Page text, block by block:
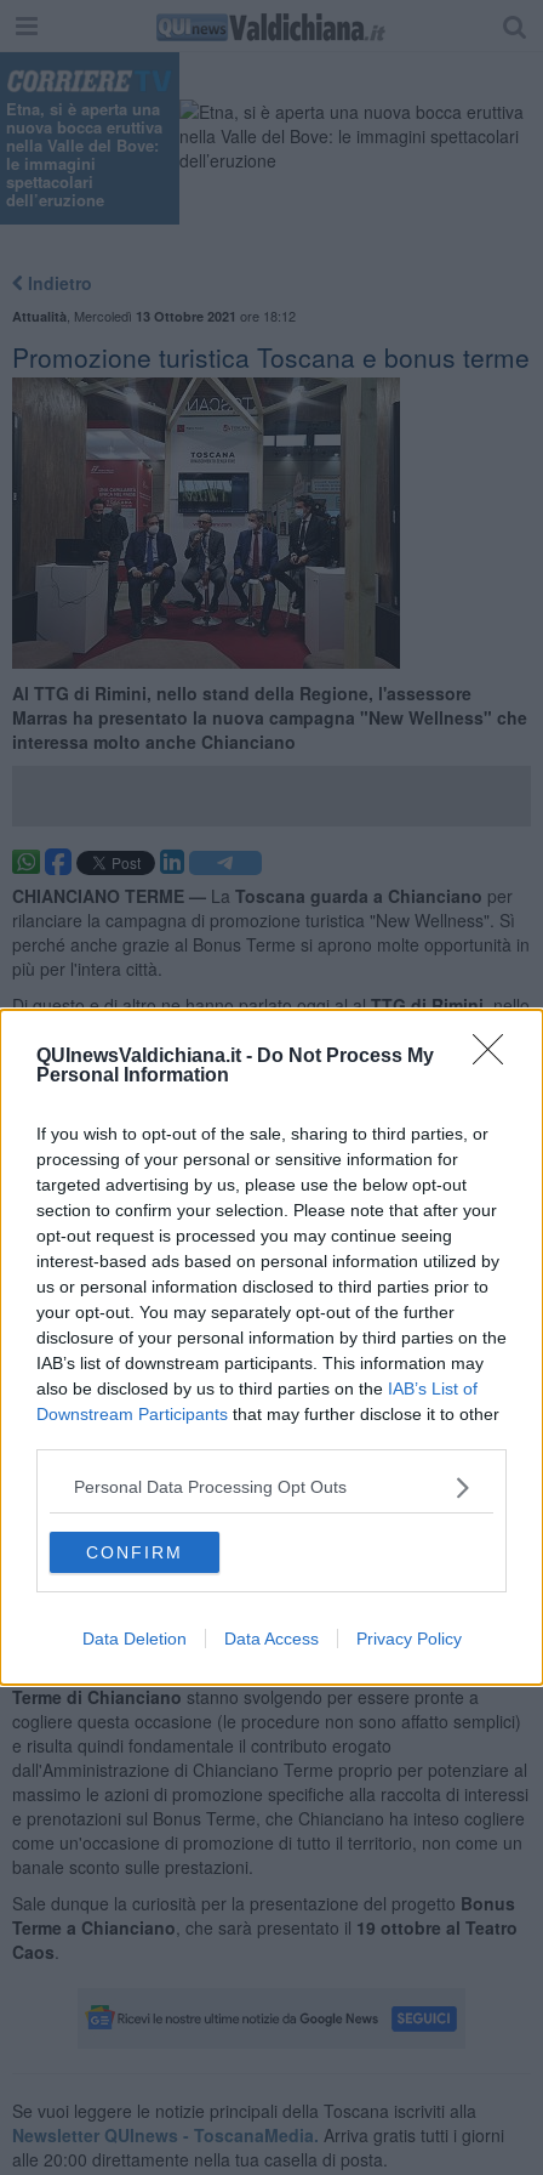
QUInewsValdichiana.it - Do Not Process My
Personal Information
If you wish to opt-out of the sale, sharing to third parties, or
processing of your personal or sensitive information for
targeted advertising by us, please use the below opt-out
section to confirm your selection. Please note that after your
opt-out request is processed you may continue seeing
interest-based ads based on personal information utilized by
us or personal information disclosed to third parties prior to
your opt-out. You may separately opt-out of the further
disclosure of your personal information by third parties on the
IAB’s list of downstream participants. This information may
also be disclosed by us to third parties on the IAB’s List of
Downstream Participants that may further disclose it to other
Personal Data Processing Opt Outs
CONFIRM
Data Deletion Data Access Privacy Policy
Etna, si è aperta una
nuova bocca eruttiva
nella Valle del Bove:
le immagini
spettacolari
dell’eruzione
Indietro
Attualità Mercoledì 13 Ottobre 2021 ore 18:12
Promozione turistica Toscana e bonus terme
Al TTG di Rimini, nello stand della Regione, l'assessore
Marras ha presentato la nuova campagna "New Wellness" che
interessa molto anche Chianciano
CHIANCIANO TERME — La Toscana guarda a Chianciano per
rilanciare la campagna di promozione turistica "New Wellness". Sì
perché anche grazie al Bonus Terme si aprono molte opportunità in
più per l'intera città.
Di questo e di altro ne hanno parlato oggi al alTTG di Rimini, nello
, Assessore
Regionale al Turismo,Francesco Tapinassi, direttore di Toscana
Promozione e Francesco Palumbo
Nell'ambito della importante fiera turistica nazionale, la Toscana ha
presentato i risultati della sua campagna "New Wellness", collegata
alla più ampia campagna"Rinascimento senza Fine", che da
mesi campeggia sui principali mezzi di comunicazione
internazionali: risultati straordinari proprio legati alle tematiche del
benessere
Ed è in questo contesto cheToscana Promozione e Federterme
hanno deciso di collaborare e fare sistema in Toscana per lo
sfruttamento delBonus Termeda parte delle destinazioni termali:
gli organismi toscani di promozione turistica
: Federterme ha
infatti messo a disposizione con una landing page specifica i
riferimenti delle terme toscane associate e accreditate per il bonus
terme, e Fondazione Sistema Toscana attraverso il suo portale
Visit Tuscany ne promuoverà il contenuto, facendo il massimo per
e convogliarlo anche sulle destinazioni termali toscane.
Terme di Chianciano stanno svolgendo per essere pronte a
cogliere questa occasione (le procedure non sono affatto semplici)
e risulta quindi fondamentale il contributo erogato
dall'Amministrazione di Chianciano Terme proprio per potenziare al
massimo le azioni di promozione specifiche alla raccolta di interessi
e prenotazioni sul Bonus Terme, che Chianciano ha inteso cogliere
come un'occasione di promozione di tutto il territorio, non come un
banale sconto sulle prestazioni.
Sale dunque la curiosità per la presentazione del progetto Bonus
Terme a Chianciano , che sarà presentato il 19 ottobre al Teatro
Caos
Se vuoi leggere le notizie principali della Toscana iscriviti alla
Newsletter QUInews - ToscanaMedia. Arriva gratis tutti i giorni
alle 20:00 direttamente nella tua casella di posta.